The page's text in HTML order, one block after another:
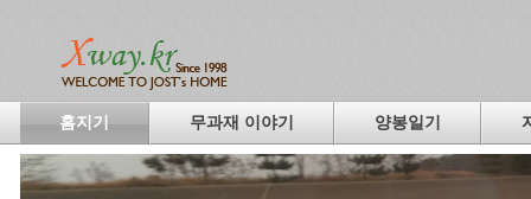
홈지기 무과재 이야기 양봉일기